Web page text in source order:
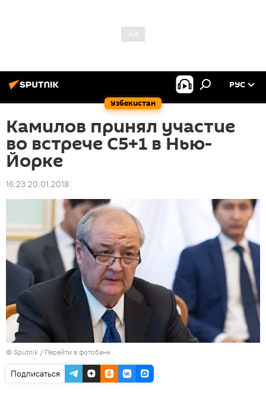
Узбекистан
РУС
Камилов принял участие
во встрече С5+1 в Нью-
Йорке
16:23 20.01.2018
© Sputnik / Перейти в фотобанк
Подписаться